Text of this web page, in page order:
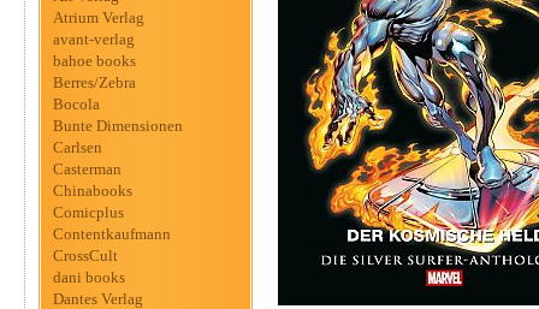
Atrium Verlag
avant-verlag
bahoe books
Berres/Zebra
Bocola
Bunte Dimensionen
Carlsen
Casterman
Chinabooks
Comicplus
Contentkaufmann
CrossCult
dani books
Dantes Verlag